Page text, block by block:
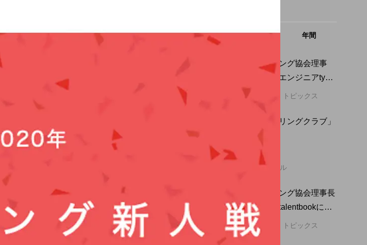
（関東）
道の夜』、予約受付
hiro nozaki
2019.12.20
週間 月間 年間
日本ジャグリング協会理事
松村高朗氏、エンジニアtype
にインタビュー掲載。
2019.06.21 トピックス
「帯広ジャグリングクラブ」
の練習風景。
2019.09.06
北海道のサークル
日本ジャグリング協会理事長
吉永裕紀氏、talentbookにイ
ンタビュー掲載。
2020.08.21 トピックス